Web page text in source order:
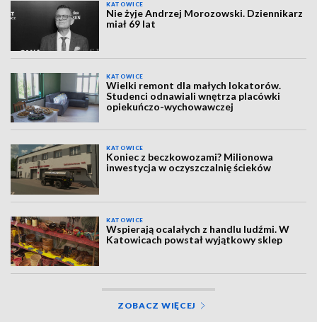
KATOWICE
Nie żyje Andrzej Morozowski. Dziennikarz
miał 69 lat
KATOWICE
Wielki remont dla małych lokatorów.
Studenci odnawiali wnętrza placówki
opiekuńczo-wychowawczej
KATOWICE
Koniec z beczkowozami? Milionowa
inwestycja w oczyszczalnię ścieków
KATOWICE
Wspierają ocalałych z handlu ludźmi. W
Katowicach powstał wyjątkowy sklep
ZOBACZ WIĘCEJ